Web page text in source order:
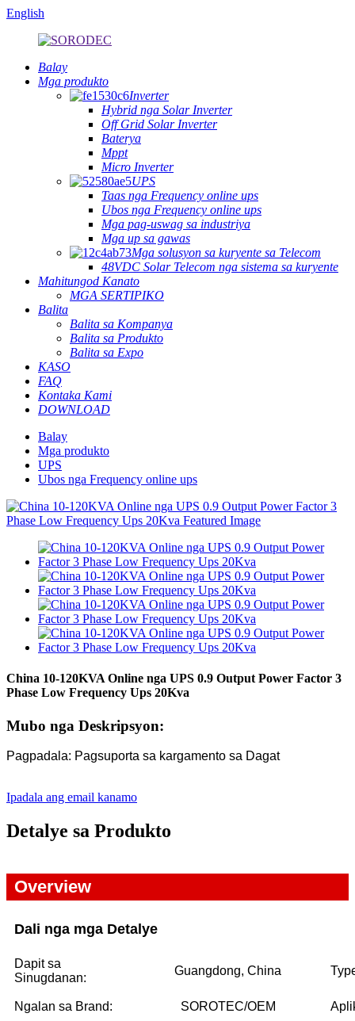
English
Balay
Mga produkto
Inverter
Hybrid nga Solar Inverter
Off Grid Solar Inverter
Baterya
Mppt
Micro Inverter
UPS
Taas nga Frequency online ups
Ubos nga Frequency online ups
Mga pag-uswag sa industriya
Mga up sa gawas
Mga solusyon sa kuryente sa Telecom
48VDC Solar Telecom nga sistema sa kuryente
Mahitungod Kanato
MGA SERTIPIKO
Balita
Balita sa Kompanya
Balita sa Produkto
Balita sa Expo
KASO
FAQ
Kontaka Kami
DOWNLOAD
Balay
Mga produkto
UPS
Ubos nga Frequency online ups
China 10-120KVA Online nga UPS 0.9 Output Power Factor 3
Phase Low Frequency Ups 20Kva
Mubo nga Deskripsyon:
Pagpadala: Pagsuporta sa kargamento sa Dagat
Ipadala ang email kanamo
Detalye sa Produkto
Overview
Dali nga mga Detalye
Dapit sa
Sinugdanan:
Guangdong, China
Ngalan sa Brand: SOROTEC/OEM